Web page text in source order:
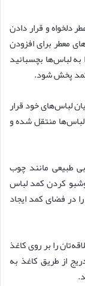
دلخواه و قرار دادن
معطر برای افزودن
لباس‌ها بچسبانید
کمد پخش شود.
لباس‌های خود قرار
منتقل شده و
طبیعی مانند چوب
کردن کمد لباس
در فضای کمد ایجاد
را بر روی کاغذ
از طریق کاغذ به